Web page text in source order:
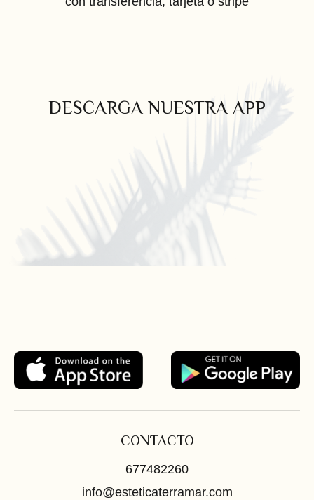
DESCARGA NUESTRA APP
CONTACTO
677482260
info@esteticaterramar.com